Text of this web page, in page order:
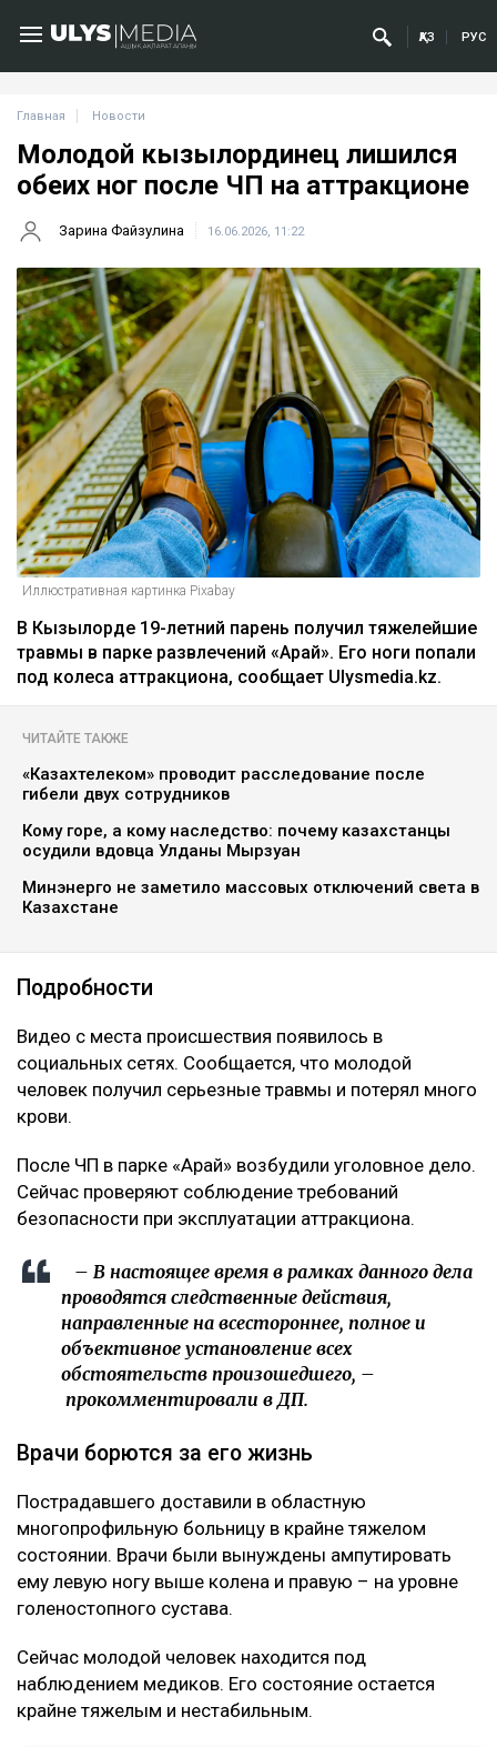
ҚАЗ РУС
Главная Новости
Молодой кызылординец лишился
обеих ног после ЧП на аттракционе
Зарина Файзулина 16.06.2026, 11:22
Иллюстративная картинка Pixabay
В Кызылорде 19-летний парень получил тяжелейшие
травмы в парке развлечений «Арай». Его ноги попали
под колеса аттракциона, сообщает Ulysmedia.kz.
ЧИТАЙТЕ ТАКЖЕ
«Казахтелеком» проводит расследование после
гибели двух сотрудников
Кому горе, а кому наследство: почему казахстанцы
осудили вдовца Улданы Мырзуан
Минэнерго не заметило массовых отключений света в
Казахстане
Подробности
Видео с места происшествия появилось в
социальных сетях. Сообщается, что молодой
человек получил серьезные травмы и потерял много
крови.
После ЧП в парке «Арай» возбудили уголовное дело.
Сейчас проверяют соблюдение требований
безопасности при эксплуатации аттракциона.
– В настоящее время в рамках данного дела
проводятся следственные действия,
направленные на всестороннее, полное и
объективное установление всех
обстоятельств произошедшего, –
прокомментировали в ДП.
Врачи борются за его жизнь
Пострадавшего доставили в областную
многопрофильную больницу в крайне тяжелом
состоянии. Врачи были вынуждены ампутировать
ему левую ногу выше колена и правую – на уровне
голеностопного сустава.
Сейчас молодой человек находится под
наблюдением медиков. Его состояние остается
крайне тяжелым и нестабильным.